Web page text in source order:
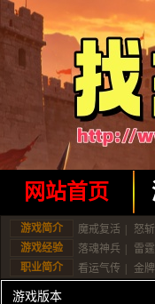
网站首页
游戏简介 魔戒复活 怒
游戏经验
落魂神兵 雷
职业简介
看运气传 金
游戏版本